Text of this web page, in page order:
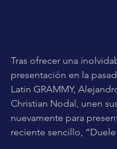
Tras ofrecer una
presentación en la
Latin GRAMMY,
Christian Nodal, unen
nuevamente para
reciente sencillo,